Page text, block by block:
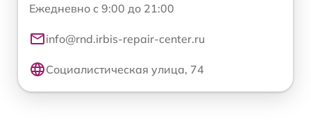
Ежедневно с 9:00 до 21:00
info@rnd.irbis-repair-center.ru
Социалистическая улица, 74